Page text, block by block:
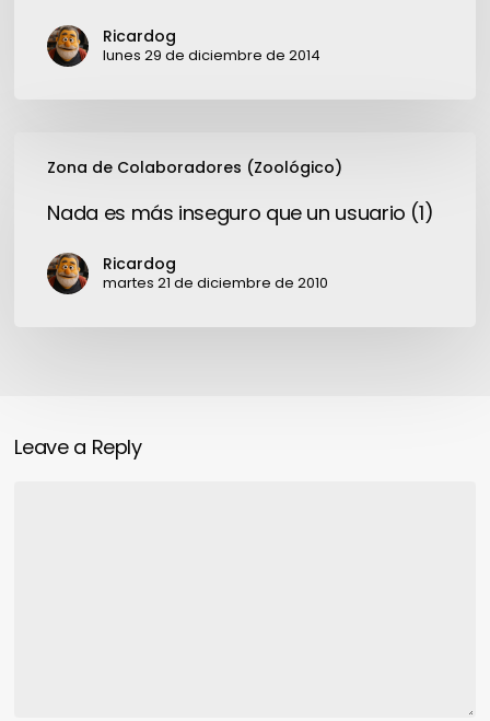
Ricardog
lunes 29 de diciembre de 2014
Zona de Colaboradores (Zoológico)
inseguro
Nada es más inseguro que un usuario (1)
Ricardog
martes 21 de diciembre de 2010
Leave a Reply